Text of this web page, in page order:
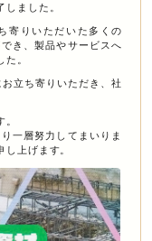
ました。
寄りいただいた多くの
き、製品やサービスへ
。
立ち寄りいただき、社
一層努力してまいりま
上げます。